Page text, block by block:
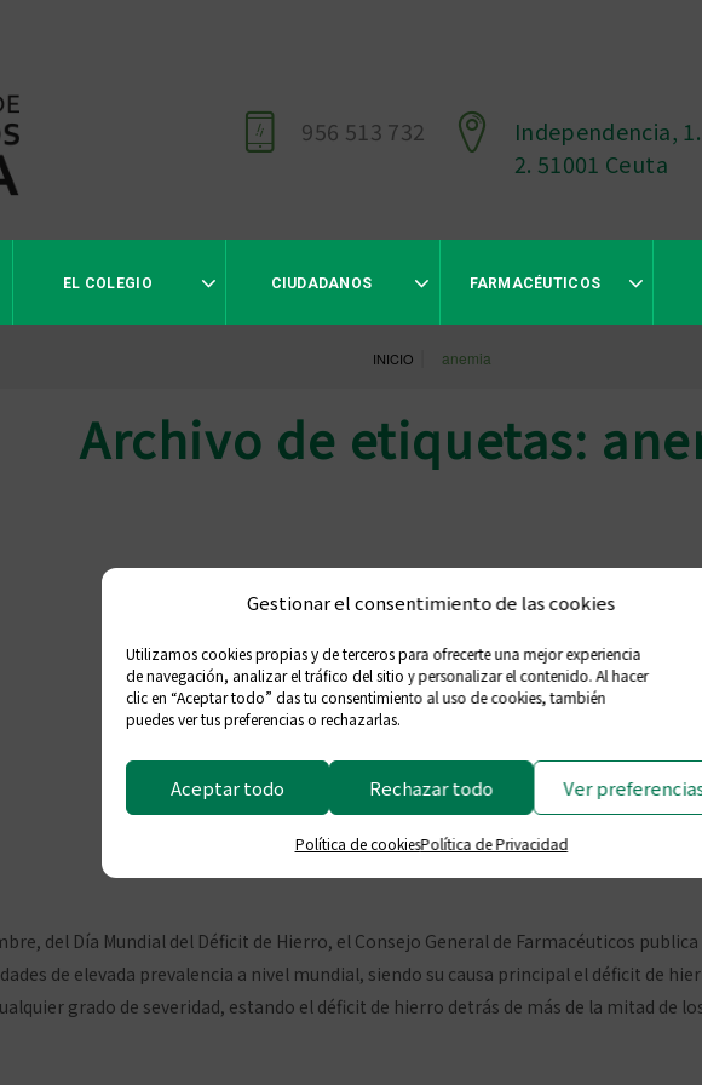
Gestionar el consentimiento de las cookies
Utilizamos cookies propias y de terceros para ofrecerte una mejor experiencia
de navegación, analizar el tráfico del sitio y personalizar el contenido. Al hacer
clic en “Aceptar todo” das tu consentimiento al uso de cookies, también
puedes ver tus preferencias o rechazarlas.
Aceptar todo Rechazar todo Ver
Política de cookiesPolítica de Privacidad
956 513 732
Independencia,
2. 51001 Ceuta
EL COLEGIO CIUDADANOS FARMACÉUTICOS
INICIO anemia
Archivo de etiquetas:
ceutíes recuerdan que
causa más común de la
del Día Mundial del Déficit de Hierro, el Consejo General de Farmacéuticos
de elevada prevalencia a nivel mundial, siendo su causa principal el déficit de
grado de severidad, estando el déficit de hierro detrás de más de la mitad de